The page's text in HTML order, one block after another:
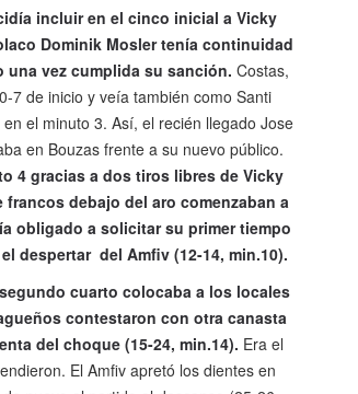
incluir en el cinco inicial a Vicky
Dominik Mosler tenía continuidad
una vez cumplida su sanción. Costas,
7 de inicio y veía también como Santi
el minuto 3. Así, el recién llegado Jose
en Bouzas frente a su nuevo público.
4 gracias a dos tiros libres de Vicky
debajo del aro comenzaban a
obligado a solicitar su primer tiempo
despertar del Amfiv (12-14, min.10).
cuarto colocaba a los locales
contestaron con otra canasta
del choque (15-24, min.14). Era el
El Amfiv apretó los dientes en